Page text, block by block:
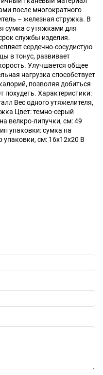
после многократного
– железная стружка. В
сумка с утяжками для
службы изделия.
сердечно-сосудистую
в тонус, развивает
Улучшается общее
нагрузка способствует
позволяя добиться
похудеть. Характеристики:
Вес одного утяжелителя,
Цвет: темно-серый
велкро-липучки, см: 49
упаковки: сумка на
см: 16х12х20 В